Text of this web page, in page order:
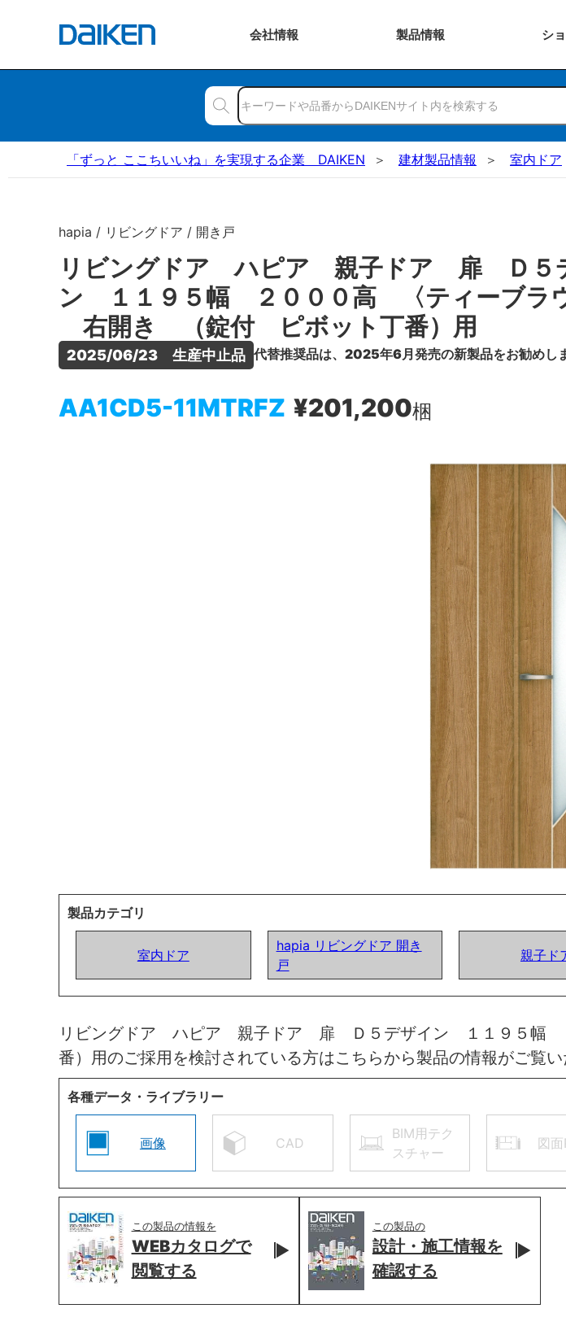
会社情報 製品情報 シ
「ずっと ここちいいね」を実現する企業 DAIKEN 建材製品情報 室内ドア
hapia / リビングドア / 開き戸
リビングドア ハピア 親子ドア 扉 Ｄ５
ン １１９５幅 ２０００高 〈ティーブラウ
右開き （錠付 ピボット丁番）用
2025/06/23　生産中止品 代替推奨品は、2025年6月発売の新製品をお勧めしま
AA1CD5-11MTRFZ ¥201,200梱
製品カテゴリ
室内ドア
hapia リビングドア 開き
戸
親子ド
リビングドア ハピア 親子ドア 扉 Ｄ５デザイン １１９５幅
番）用のご採用を検討されている方はこちらから製品の情報がご覧
各種データ・ライブラリー
画像 CAD
BIM用テク
スチャー
図
この製品の情報を
WEBカタログで
閲覧する
この製品の
設計・施工情報を
確認する